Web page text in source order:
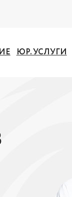
ЮР. УСЛУГИ